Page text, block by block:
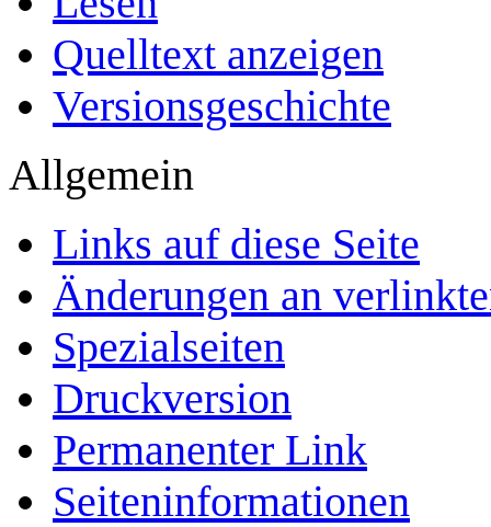
Quelltext anzeigen
Versionsgeschichte
Allgemein
Links auf diese Seite
Änderungen an
Spezialseiten
Druckversion
Permanenter Link
Seiten­­informationen